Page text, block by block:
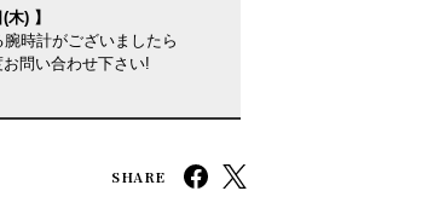
) 】
時計がございましたら
お問い合わせ下さい!
SHARE